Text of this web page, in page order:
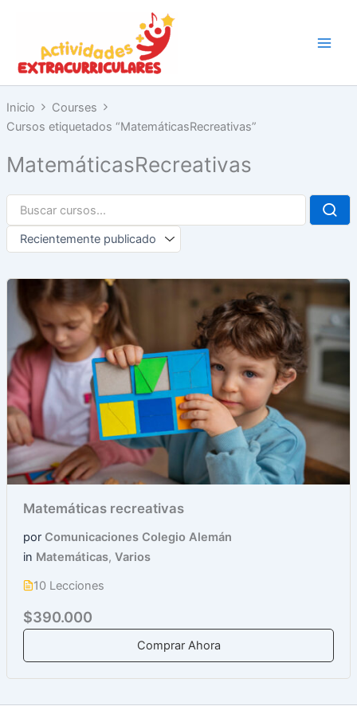
contenido
Inicio
Courses
Cursos etiquetados “MatemáticasRecreativas”
MatemáticasRecreativas
Matemáticas recreativas
por Comunicaciones Colegio Alemán
in Matemáticas, Varios
10 Lecciones
$390.000
Comprar Ahora